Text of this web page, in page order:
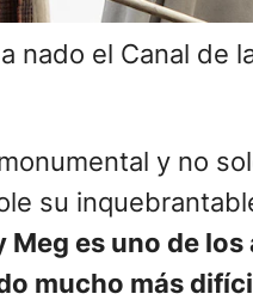
nado el Canal
y no
su
Meg es uno de
mucho más